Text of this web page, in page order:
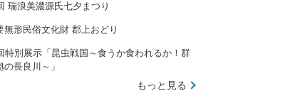
瑞浪美濃源氏七夕まつり
無形民俗文化財 郡上おどり
特別展示「昆虫戦国～食うか食われるか！群
の長良川～」
もっと見る